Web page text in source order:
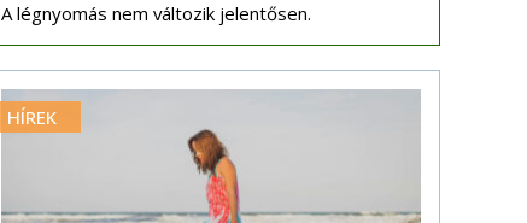
A légnyomás nem változik jelentősen.
HÍREK